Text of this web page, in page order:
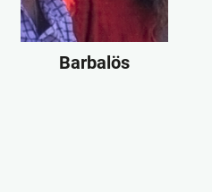
Barbalös